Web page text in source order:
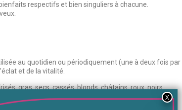
respectifs et bien singuliers à chacune.
au quotidien ou périodiquement (une à deux fois par
et de la vitalité.
gras, secs, cassés, blonds, châtains, roux, noirs…
apporter seule. Ce soin combiné rassemble des
apparence tout en apaisant le cuir chevelu et